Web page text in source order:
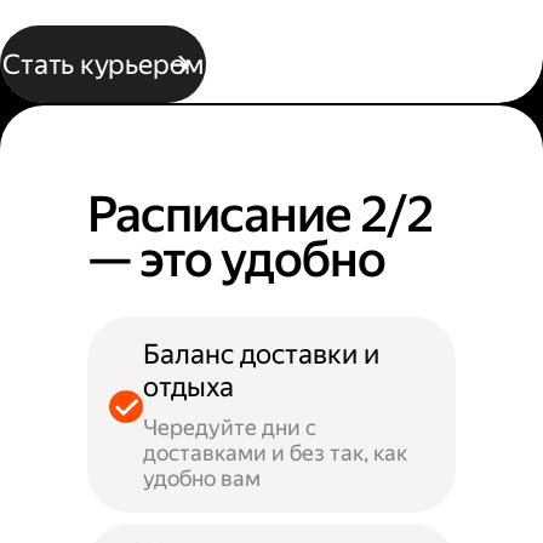
Стать курьером
Расписание 2/2
— это удобно
Баланс доставки и
отдыха
Чередуйте дни с
доставками и без так, как
удобно вам